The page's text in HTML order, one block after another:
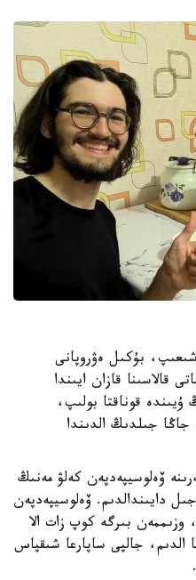
شىعىپ، بۇكىل ەۋروپانى
قالاسىنا قازان ايىندا
قوناقتا بولىپ،
جاڭا جىلدىڭ الدىندا
ۆەلوسيپەدپەن كەلۋ مەنىڭ
دايىندالدىم. ۆەلوسيپەدپەن
وزىممەن بىرگە كوپ زات الا
الدىم، جالپى ساپارعا شىقپاس